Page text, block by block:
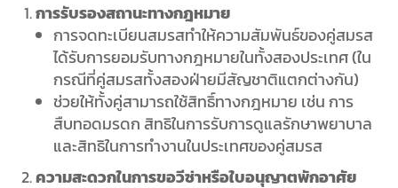
การรับรองสถานะทางกฎหมาย
การจดทะเบียนสมรสทำให้ความสัมพันธ์ของคู่สมรส
ได้รับการยอมรับทางกฎหมายในทั้งสองประเทศ (ใน
กรณีที่คู่สมรสทั้งสองฝ่ายมีสัญชาติแตกต่างกัน)
ช่วยให้ทั้งคู่สามารถใช้สิทธิ์ทางกฎหมาย เช่น การ
สืบทอดมรดก สิทธิในการรับการดูแลรักษาพยาบาล
และสิทธิในการทำงานในประเทศของคู่สมรส
ความสะดวกในการขอวีซ่าหรือใบอนุญาตพักอาศัย